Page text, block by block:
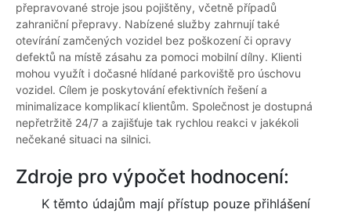
přepravované stroje jsou pojištěny, včetně případů
zahraniční přepravy. Nabízené služby zahrnují také
otevírání zamčených vozidel bez poškození či opravy
defektů na místě zásahu za pomoci mobilní dílny. Klienti
mohou využít i dočasné hlídané parkoviště pro úschovu
vozidel. Cílem je poskytování efektivních řešení a
minimalizace komplikací klientům. Společnost je dostupná
nepřetržitě 24/7 a zajišťuje tak rychlou reakci v jakékoli
nečekané situaci na silnici.
Zdroje pro výpočet hodnocení:
K těmto údajům mají přístup pouze přihlášení